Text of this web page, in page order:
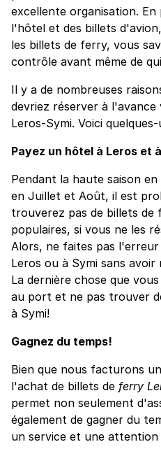
excellente organisation.
l'hôtel et des billets
les billets de ferry, vous
contrôle avant même de
Il y a de nombreuses
devriez réserver à
Leros-Symi. Voici
Payez un hôtel à Leros et
Pendant la haute saison
en Juillet et Août, il est
trouverez pas de billets de
populaires, si vous ne les
Alors, ne faites pas
Leros ou à Symi sans
La dernière chose que
au port et ne pas trouver
à Symi!
Gagnez du temps!
Bien que nous facturons
l'achat de billets de ferry
permet non seulement
également de gagner du
un service et une attention